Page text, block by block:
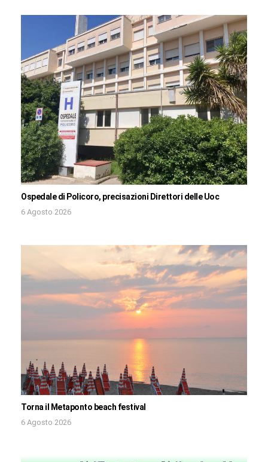
Ospedale di Policoro, precisazioni Direttori delle Uoc
6 Agosto 2026
Torna il Metaponto beach festival
6 Agosto 2026